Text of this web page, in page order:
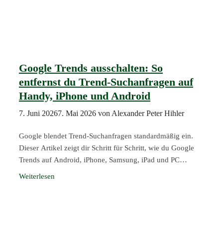
Google Trends ausschalten: So
entfernst du Trend-Suchanfragen auf
Handy, iPhone und Android
7. Juni 20267. Mai 2026 von Alexander Peter Hihler
Google blendet Trend-Suchanfragen standardmäßig ein.
Dieser Artikel zeigt dir Schritt für Schritt, wie du Google
Trends auf Android, iPhone, Samsung, iPad und PC